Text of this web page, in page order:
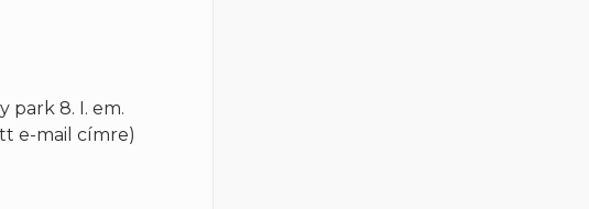
park 8. I. em.
e-mail címre)